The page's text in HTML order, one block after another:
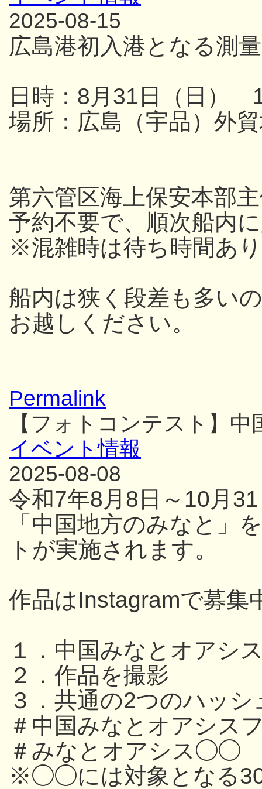
2025-08-15
広島港初入港となる測
日時：8月31日（日）
場所：広島（宇品）外
第六管区海上保安本部
予約不要で、順次船内
※混雑時は待ち時間あり
船内は狭く段差も多い
お越しください。
Permalink
【フォトコンテスト】
イベント情報
2025-08-08
令和7年8月8日～10月
「中国地方のみなと」
トが実施されます。
作品はInstagramで募集
１．中国みなとオアシ
２．作品を撮影
３．共通の2つのハッ
＃中国みなとオアシス
＃みなとオアシス◯◯
※◯◯には対象となる30